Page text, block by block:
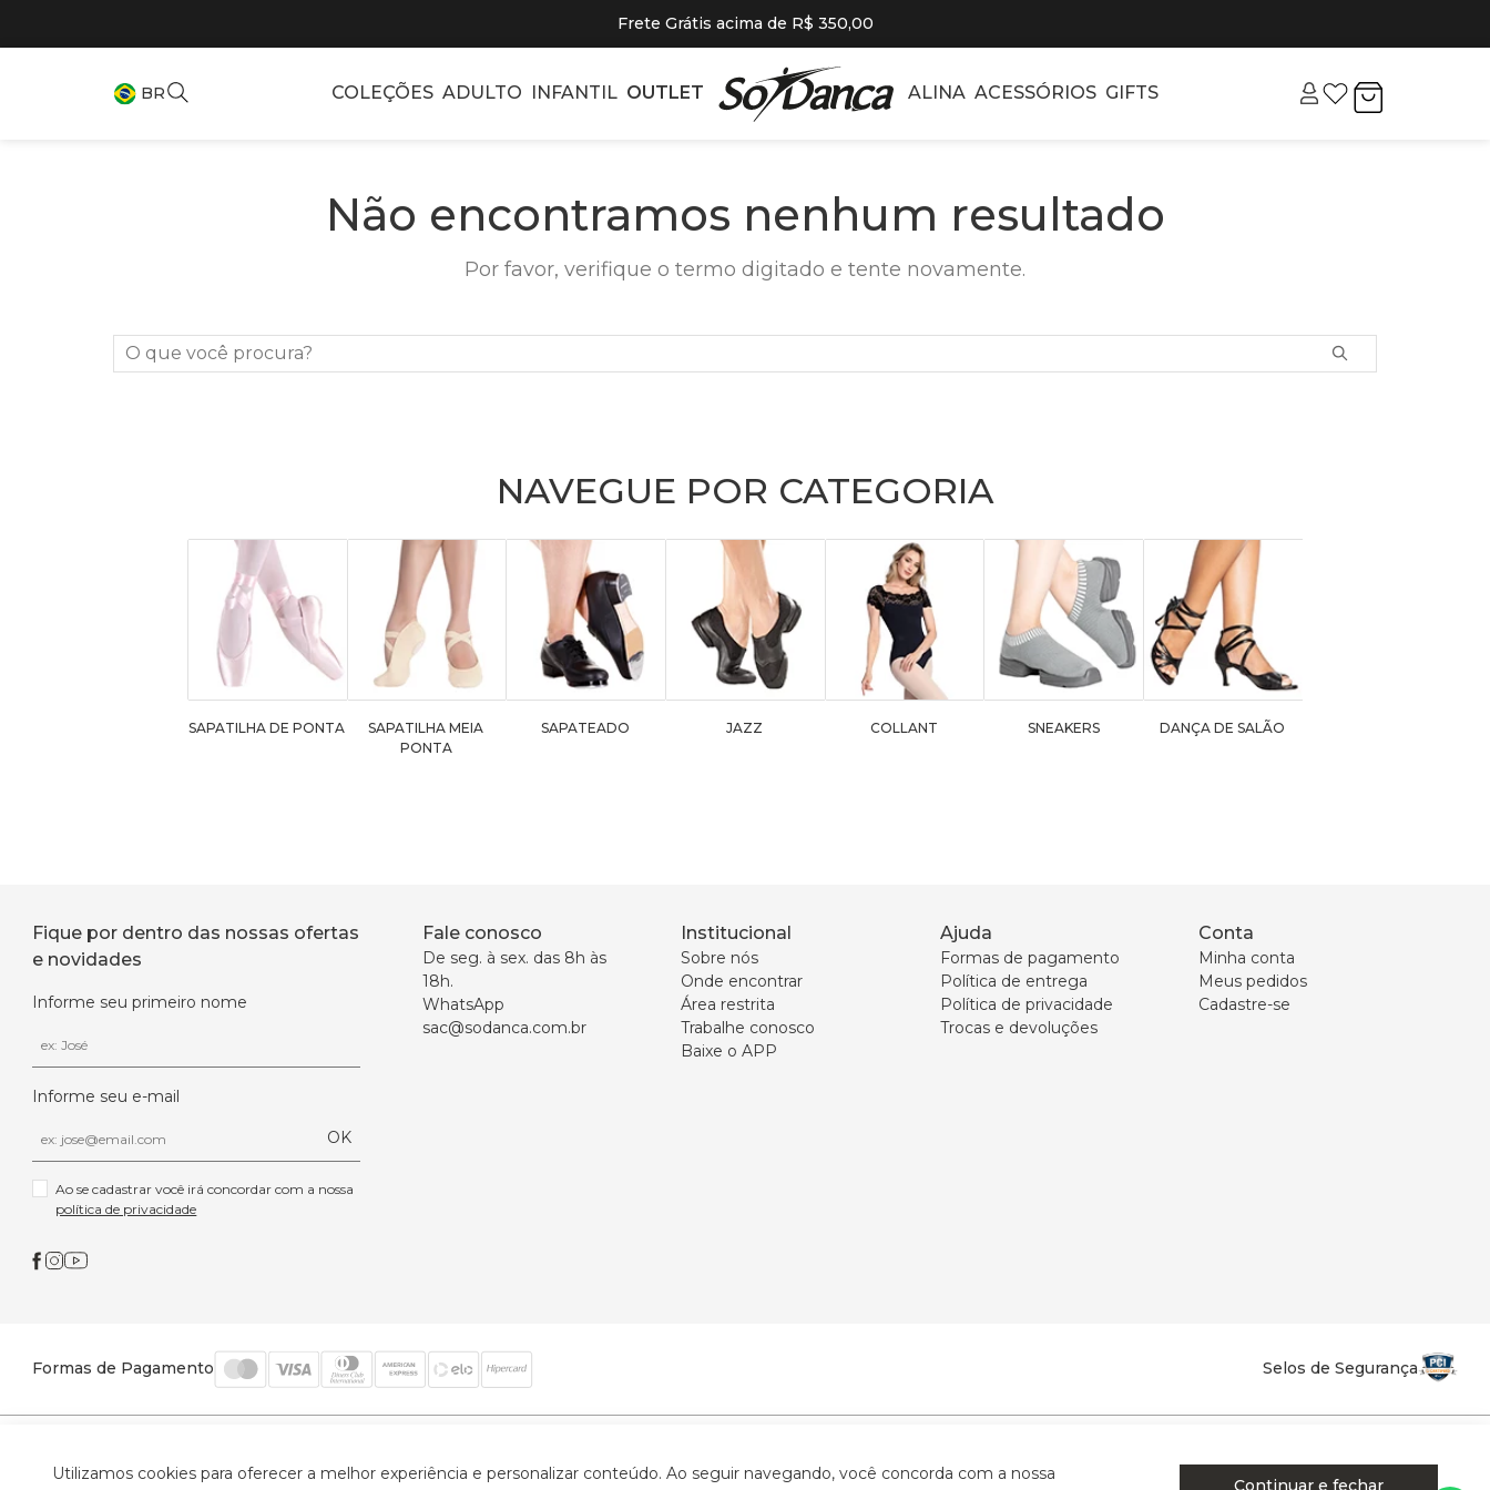
Frete Grátis acima de R$ 350,00
BR COLEÇÕES ADULTO INFANTIL OUTLET ALINA ACESSÓRIOS GIFTS
Não encontramos nenhum resultado
Por favor, verifique o termo digitado e tente novamente.
O que você procura?
NAVEGUE POR CATEGORIA
SAPATILHA DE PONTA
SAPATILHA MEIA
PONTA
SAPATEADO JAZZ COLLANT SNEAKERS DANÇA DE SALÃO
Fique por dentro das nossas ofertas
e novidades
Informe seu primeiro nome
Informe seu e-mail
OK
política de privacidade
Fale conosco
De seg. à sex. das 8h às
18h.
WhatsApp
sac@sodanca.com.br
Institucional
Sobre nós
Onde encontrar
Área restrita
Trabalhe conosco
Baixe o APP
Ajuda
Formas de pagamento
Política de entrega
Política de privacidade
Trocas e devoluções
Conta
Minha conta
Meus pedidos
Cadastre-se
Formas de Pagamento Selos de Segurança
Utilizamos cookies para oferecer a melhor experiência e personalizar conteúdo. Ao seguir navegando, você concorda com a nossa
Continuar e fechar